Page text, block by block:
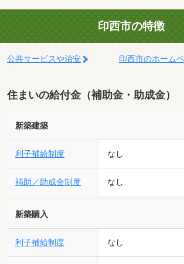
印西市の特徴
公共サービスや治安 印西市のホーム
住まいの給付金（補助金・助成金）
新築建築
利子補給制度 なし
補助／助成金制度 なし
新築購入
利子補給制度 なし